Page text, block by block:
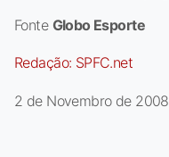
Fonte Globo Esporte
Redação: SPFC.net
2 de Novembro de 2008